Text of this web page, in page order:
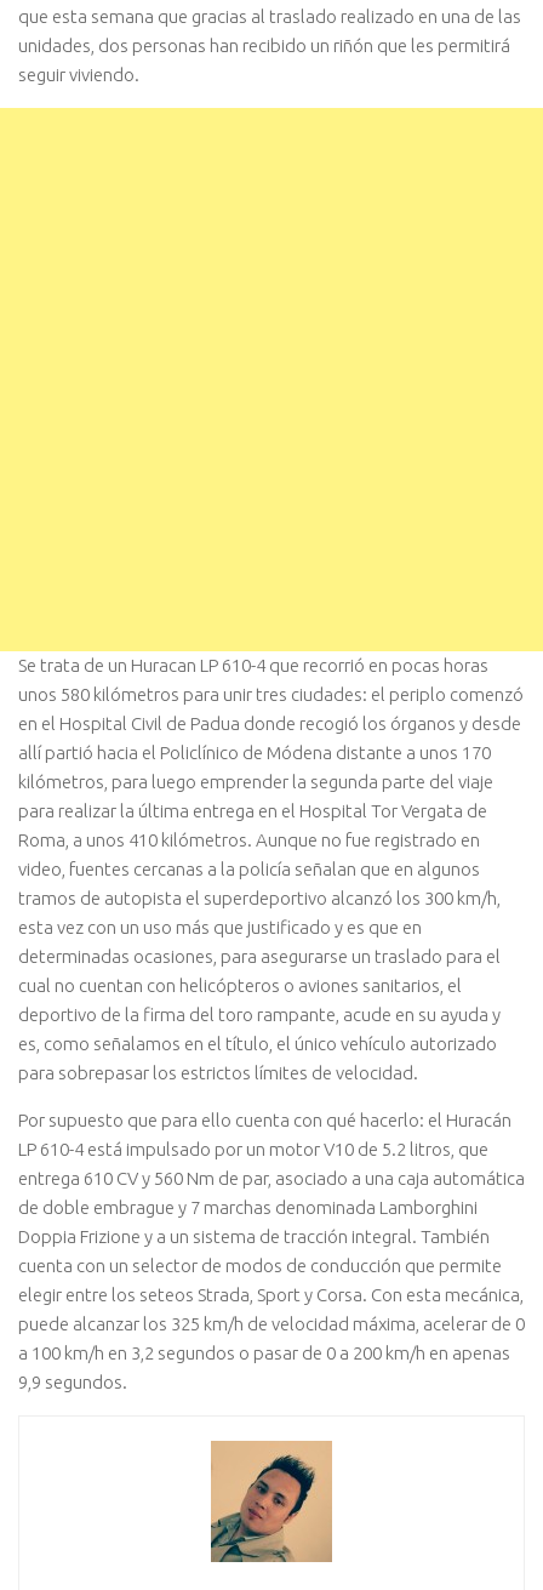
que esta semana que gracias al traslado realizado en una de las
unidades, dos personas han recibido un riñón que les permitirá
seguir viviendo.
Se trata de un Huracan LP 610-4 que recorrió en pocas horas
unos 580 kilómetros para unir tres ciudades: el periplo comenzó
en el Hospital Civil de Padua donde recogió los órganos y desde
allí partió hacia el Policlínico de Módena distante a unos 170
kilómetros, para luego emprender la segunda parte del viaje
para realizar la última entrega en el Hospital Tor Vergata de
Roma, a unos 410 kilómetros. Aunque no fue registrado en
video, fuentes cercanas a la policía señalan que en algunos
tramos de autopista el superdeportivo alcanzó los 300 km/h,
esta vez con un uso más que justificado y es que en
determinadas ocasiones, para asegurarse un traslado para el
cual no cuentan con helicópteros o aviones sanitarios, el
deportivo de la firma del toro rampante, acude en su ayuda y
es, como señalamos en el título, el único vehículo autorizado
para sobrepasar los estrictos límites de velocidad.
Por supuesto que para ello cuenta con qué hacerlo: el Huracán
LP 610-4 está impulsado por un motor V10 de 5.2 litros, que
entrega 610 CV y 560 Nm de par, asociado a una caja automática
de doble embrague y 7 marchas denominada Lamborghini
Doppia Frizione y a un sistema de tracción integral. También
cuenta con un selector de modos de conducción que permite
elegir entre los seteos Strada, Sport y Corsa. Con esta mecánica,
puede alcanzar los 325 km/h de velocidad máxima, acelerar de 0
a 100 km/h en 3,2 segundos o pasar de 0 a 200 km/h en apenas
9,9 segundos.